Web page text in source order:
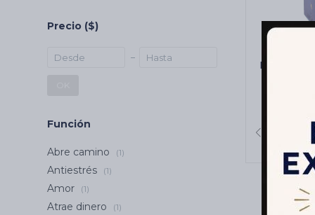
Precio ($)
Función
Abre camino (1)
Antiestrés (1)
Amor (1)
Atrae dinero (1)